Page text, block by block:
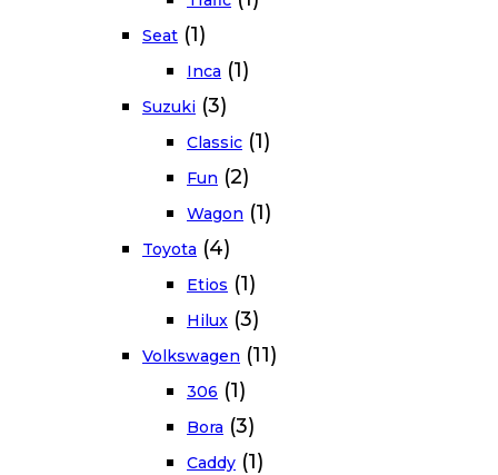
Seat (1)
Inca (1)
Suzuki (3)
Classic (1)
Fun (2)
Wagon (1)
Toyota (4)
Etios (1)
Hilux (3)
Volkswagen (11)
306 (1)
Bora (3)
Caddy (1)